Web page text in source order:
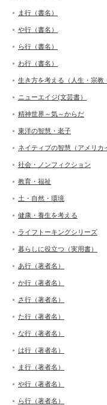
ま行（書名）
や行（書名）
ら行（書名）
わ行（書名）
生き方を考える（人生・宗教
ニューエイジ(文芸書）
精神世界～気～からだ
東洋の智慧・老子
ネイティブの智慧（アメリカ
社会・ノンフィクション
教育・福祉
土・自然・環境
健康・養生を考える
ライフトーキングシリーズ
暮らしに役立つ（実用書）
あ行（著者名）
か行（著者名）
さ行（著者名）
た行（著者名）
な行（著者名）
は行（著者名）
ま行（著者名）
や行（著者名）
ら行（著者名）